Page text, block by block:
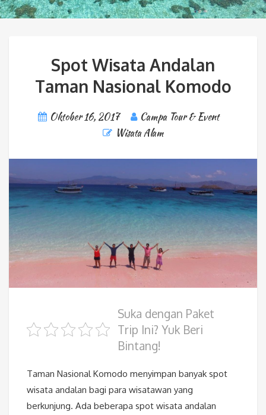
Spot Wisata Andalan
Taman Nasional Komodo
Oktober 16, 2017
Campa Tour & Event
Wisata Alam
Suka dengan Paket
Trip Ini? Yuk Beri
Bintang!
Taman Nasional Komodo menyimpan banyak spot
wisata andalan bagi para wisatawan yang
berkunjung. Ada beberapa spot wisata andalan